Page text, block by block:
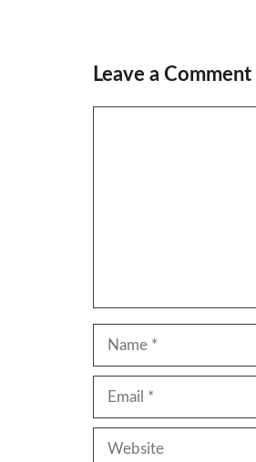
Leave a Comment